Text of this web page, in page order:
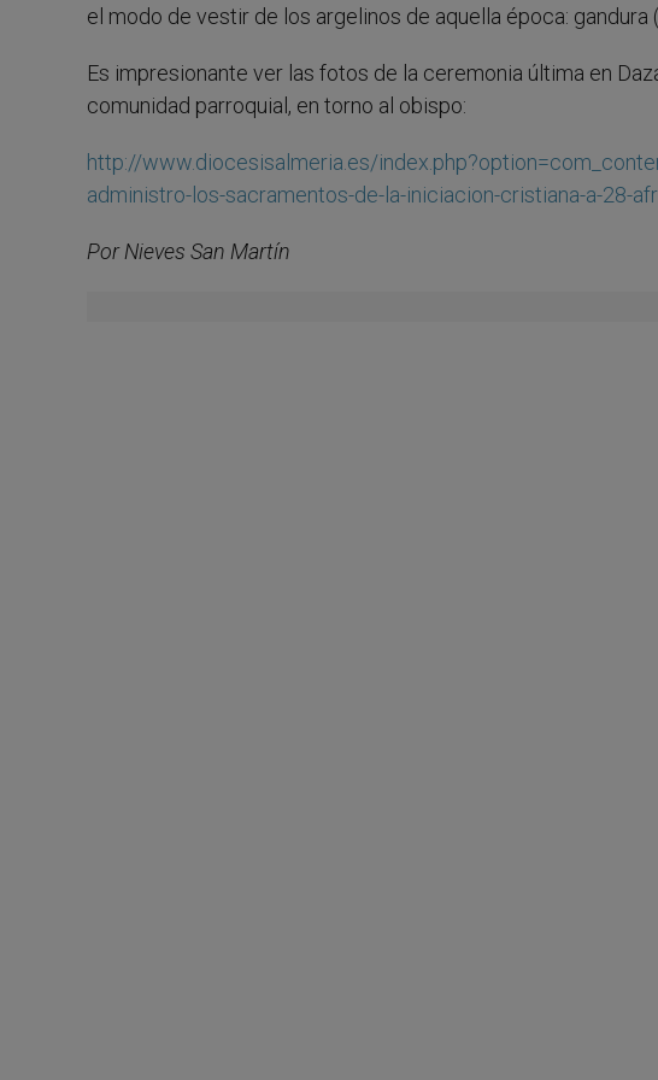
el modo de vestir de los argelinos de aquella época: gandura
Es impresionante ver las fotos de la ceremonia última en
comunidad parroquial, en torno al obispo:
http://www.diocesisalmeria.es/
administro-los-sacramentos-de-la-iniciacion-cristiana-a-28-
Por Nieves San Martín